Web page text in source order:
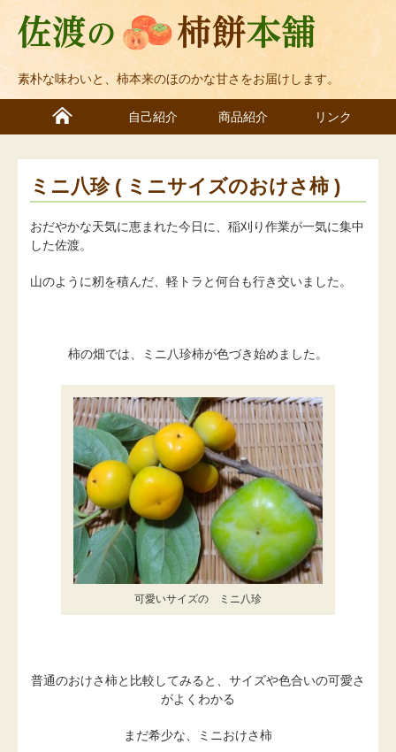
素朴な味わいと、柿本来のほのかな甘さをお届けします。
自己紹介 商品紹介 リンク
ミニ八珍 ( ミニサイズのおけさ柿 )
おだやかな天気に恵まれた今日に、稲刈り作業が一気に集中
した佐渡。
山のように籾を積んだ、軽トラと何台も行き交いました。
柿の畑では、ミニ八珍柿が色づき始めました。
可愛いサイズの ミニ八珍
普通のおけさ柿と比較してみると、サイズや色合いの可愛さ
がよくわかる
まだ希少な、ミニおけさ柿